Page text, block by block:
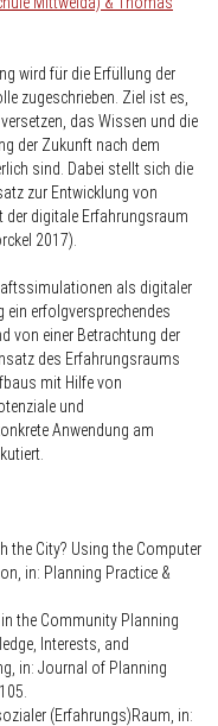
wird für die Erfüllung der
zugeschrieben. Ziel ist es,
das Wissen und die
der Zukunft nach dem
sind. Dabei stellt sich die
zur Entwicklung von
der digitale Erfahrungsraum
2017).
als digitaler
erfolgversprechendes
von einer Betrachtung der
des Erfahrungsraums
mit Hilfe von
und
Anwendung am
the City? Using the Computer
in: Planning Practice &
the Community Planning
Interests, and
in: Journal of Planning
(Erfahrungs)Raum, in: